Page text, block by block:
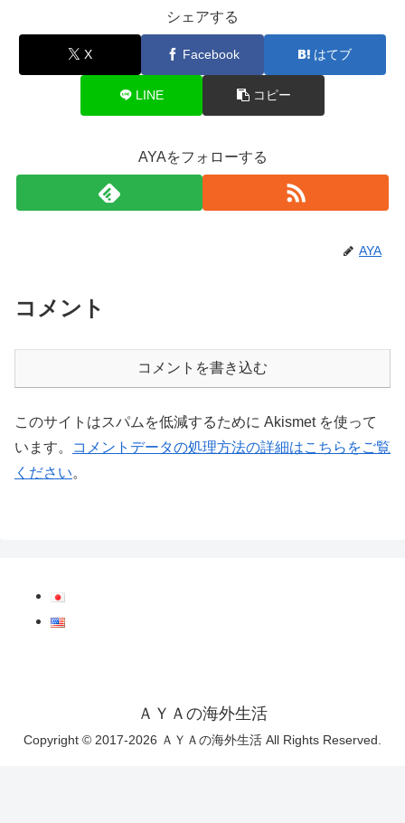
シェアする
X Facebook はてブ
LINE コピー
AYAをフォローする
AYA
コメント
コメントを書き込む
このサイトはスパムを低減するために Akismet を使って
います。
コメントデータの処理方法の詳細はこちらをご覧
ください。
ＡＹＡの海外生活
Copyright © 2017-2026 ＡＹＡの海外生活 All Rights Reserved.